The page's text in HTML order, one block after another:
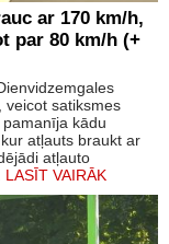
ar 170 km/h,
par 80 km/h (+
veicot satiksmes
kādu
atļauts braukt ar
atļauto
LASĪT VAIRĀK